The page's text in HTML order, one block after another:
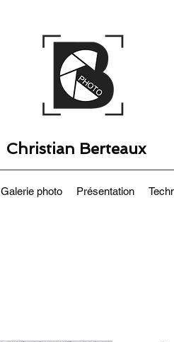
Christian Berteaux
Galerie photo Présentation